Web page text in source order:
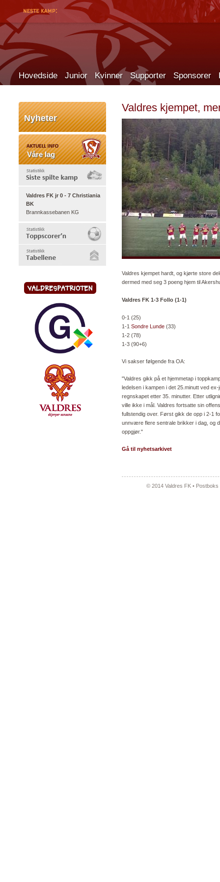
Hovedside Junior Kvinner Supporter Sponsorer
Nyheter
Våre lag
Valdres FK jr 0 - 7 Christiania
BK
Brannkassebanen KG
Valdres kjempet,
Valdres kjempet hardt, og kjørte store
dermed med seg 3 poeng hjem til
Valdres FK 1-3 Follo (1-1)
0-1 (25)
1-1 Sondre Lunde (33)
1-2 (78)
1-3 (90+6)
Vi sakser følgende fra OA:
"Valdres gikk på et hjemmetap i
ledelsen i kampen i det 25.minutt ved
regnskapet etter 35. minutter. Etter
ville ikke i mål. Valdres fortsatte sin
fullstendig over. Først gikk de opp i 2-1
unnvære flere sentrale brikker i dag, og
oppgjør."
Gå til nyhetsarkivet
© 2014 Valdres FK •